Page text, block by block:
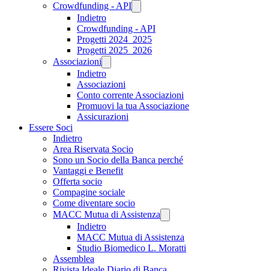
Crowdfunding - API
Indietro
Crowdfunding - API
Progetti 2024_2025
Progetti 2025_2026
Associazioni
Indietro
Associazioni
Conto corrente Associazioni
Promuovi la tua Associazione
Assicurazioni
Essere Soci
Indietro
Area Riservata Socio
Sono un Socio della Banca perché
Vantaggi e Benefit
Offerta socio
Compagine sociale
Come diventare socio
MACC Mutua di Assistenza
Indietro
MACC Mutua di Assistenza
Studio Biomedico L. Moratti
Assemblea